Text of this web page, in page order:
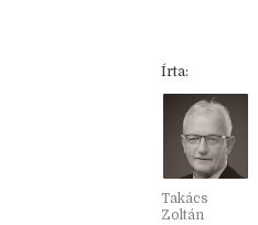
Írta:
Takács
Zoltán